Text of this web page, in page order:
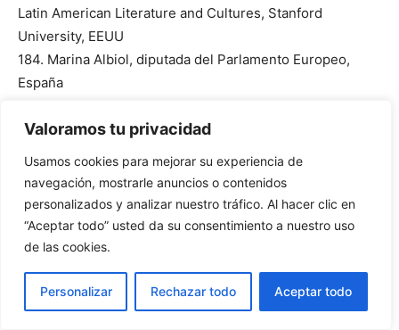
Valoramos tu privacidad
Usamos cookies para mejorar su experiencia de
navegación, mostrarle anuncios o contenidos
personalizados y analizar nuestro tráfico. Al hacer clic en
“Aceptar todo” usted da su consentimiento a nuestro uso
de las cookies.
Personalizar Rechazar todo Aceptar todo
Latin American Literature and Cultures, Stanford
University, EEUU
184. Marina Albiol, diputada del Parlamento Europeo,
España
Portugal
186. Markus Kroger, Landless Association in Finland,
187. Martin Schirdewan, membro do Parlamento Europeu,
Alemanha
188. Martin Staub, deputada estadual, Suiza
189.. Martín Almada, Premio Nobel Alternativo 2002
190. Martina Anderson, membro do Parlamento Europeu,
Irlanda